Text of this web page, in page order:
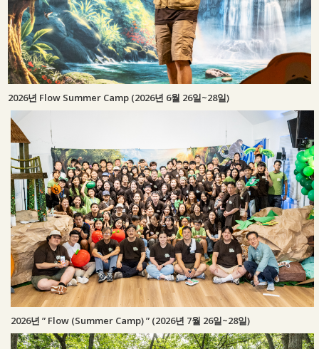
2026년 Flow Summer Camp (2026년 6월 26일~28일)
2026년 ” Flow (Summer Camp) ” (2026년 7월 26일~28일)